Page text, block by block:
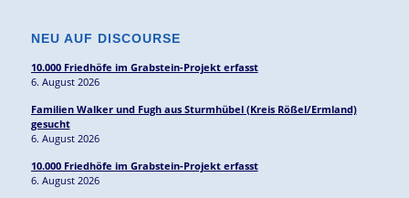
NEU AUF DISCOURSE
10.000 Friedhöfe im Grabstein-Projekt erfasst
6. August 2026
Familien Walker und Fugh aus Sturmhübel (Kreis Rößel/Ermland)
gesucht
6. August 2026
10.000 Friedhöfe im Grabstein-Projekt erfasst
6. August 2026